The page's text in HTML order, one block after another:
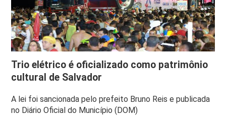
Trio elétrico é oficializado como patrimônio
cultural de Salvador
A lei foi sancionada pelo prefeito Bruno Reis e publicada
no Diário Oficial do Município (DOM)